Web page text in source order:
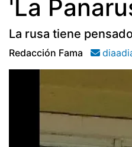
'La
La rusa tiene
Redacción Fama